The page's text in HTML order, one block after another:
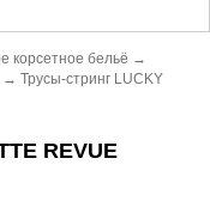
корсетное бельё →
→ Трусы-стринг LUCKY
REVUE